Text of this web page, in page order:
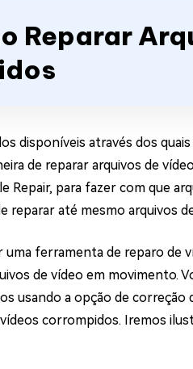
Reparar
disponíveis através dos
de reparar arquivos de
Repair, para fazer com que
reparar até mesmo arquivos
uma ferramenta de reparo de
de vídeo em movimento.
usando a opção de
corrompidos. Iremos